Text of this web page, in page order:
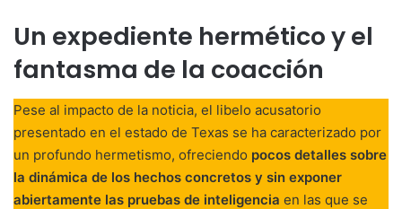
Un expediente hermético y el
fantasma de la coacción
Pese al impacto de la noticia, el libelo acusatorio
presentado en el estado de Texas se ha caracterizado por
un profundo hermetismo, ofreciendo pocos detalles sobre
la dinámica de los hechos concretos y sin exponer
abiertamente las pruebas de inteligencia en las que se